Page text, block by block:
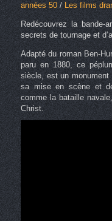
années 50/Les films
Redécouvrez la bande-
secrets de tournage et
Adapté du roman Ben-
paru en 1880, ce
siècle, est un monument
sa mise en scène et
comme la bataille
Christ.